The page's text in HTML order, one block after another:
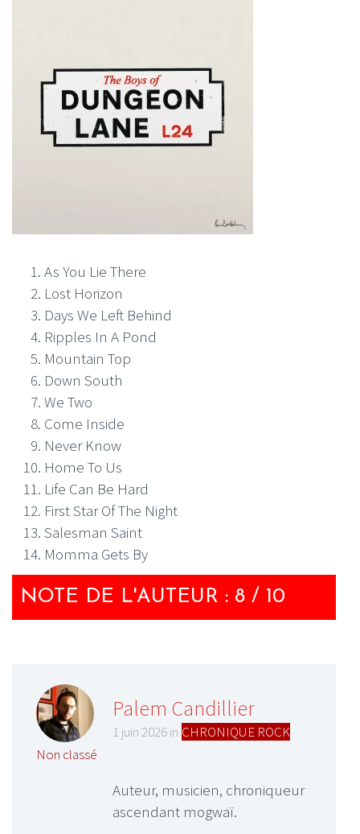
As You Lie There
Lost Horizon
Days We Left Behind
Ripples In A Pond
Mountain Top
Down South
We Two
Come Inside
Never Know
Home To Us
Life Can Be Hard
First Star Of The Night
Salesman Saint
Momma Gets By
NOTE DE L'AUTEUR : 8 / 10
Palem Candillier
1 juin 2026 in CHRONIQUE ROCK
Non classé
Auteur, musicien, chroniqueur
ascendant mogwaï.